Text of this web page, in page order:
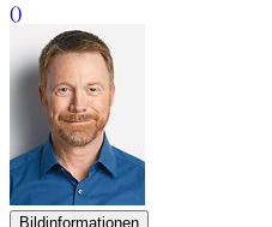
()
Bildinformationen